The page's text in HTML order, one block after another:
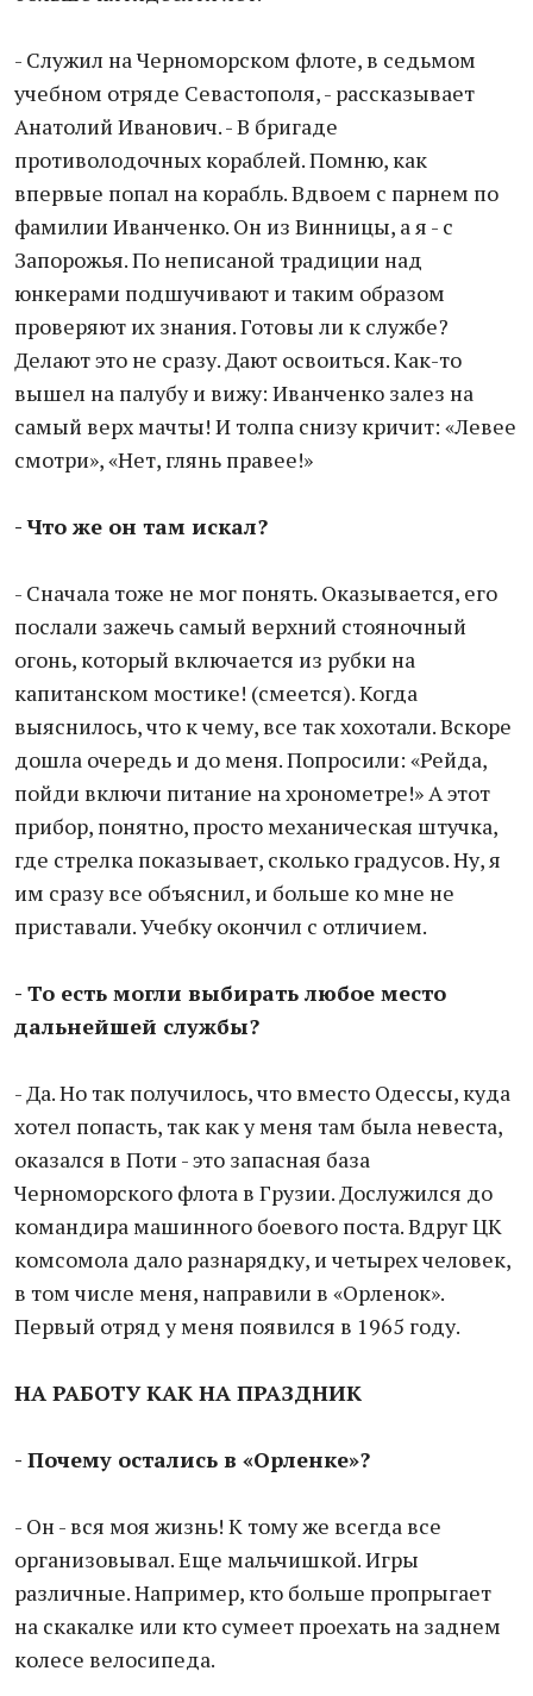
- Служил на Черноморском флоте, в седьмом
учебном отряде Севастополя, - рассказывает
Анатолий Иванович. - В бригаде
противолодочных кораблей. Помню, как
впервые попал на корабль. Вдвоем с парнем по
фамилии Иванченко. Он из Винницы, а я - с
Запорожья. По неписаной традиции над
юнкерами подшучивают и таким образом
проверяют их знания. Готовы ли к службе?
Делают это не сразу. Дают освоиться. Как-то
вышел на палубу и вижу: Иванченко залез на
самый верх мачты! И толпа снизу кричит: «Левее
смотри», «Нет, глянь правее!»
- Что же он там искал?
- Сначала тоже не мог понять. Оказывается, его
послали зажечь самый верхний стояночный
огонь, который включается из рубки на
капитанском мостике! (смеется). Когда
выяснилось, что к чему, все так хохотали. Вскоре
дошла очередь и до меня. Попросили: «Рейда,
пойди включи питание на хронометре!» А этот
прибор, понятно, просто механическая штучка,
где стрелка показывает, сколько градусов. Ну, я
им сразу все объяснил, и больше ко мне не
приставали. Учебку окончил с отличием.
- То есть могли выбирать любое место
дальнейшей службы?
- Да. Но так получилось, что вместо Одессы, куда
хотел попасть, так как у меня там была невеста,
оказался в Поти - это запасная база
Черноморского флота в Грузии. Дослужился до
командира машинного боевого поста. Вдруг ЦК
комсомола дало разнарядку, и четырех человек,
в том числе меня, направили в «Орленок».
Первый отряд у меня появился в 1965 году.
НА РАБОТУКАК НА ПРАЗДНИК
- Почему остались в «Орленке»?
- Он - вся моя жизнь! К тому же всегда все
организовывал. Еще мальчишкой. Игры
различные. Например, кто больше пропрыгает
на скакалке или кто сумеет проехать на заднем
колесе велосипеда.